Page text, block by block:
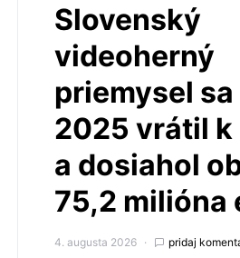
Slovenský
videoherný
priemysel
2025 vrátil k
a dosiahol
75,2 milióna
4. augusta 2026 pridaj